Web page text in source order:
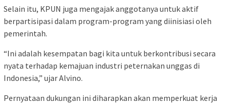
Selain itu, KPUN juga mengajak anggotanya untuk aktif
berpartisipasi dalam program-program yang diinisiasi oleh
pemerintah.
“Ini adalah kesempatan bagi kita untuk berkontribusi secara
nyata terhadap kemajuan industri peternakan unggas di
Indonesia,” ujar Alvino.
Pernyataan dukungan ini diharapkan akan memperkuat kerja